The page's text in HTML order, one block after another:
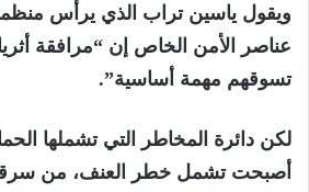
ويقول ياسين تراب الذي يرأس
عناصر الأمن الخاص إن “مرافقة
تسوقهم مهمة أساسية”.
لكن دائرة المخاطر التي تشملها
أصبحت تشمل خطر العنف، من سرقة